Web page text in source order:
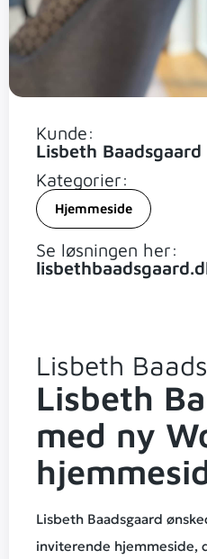
Kunde:
Lisbeth Baadsgaard
Kategorier:
Hjemmeside
Se løsningen her:
Lisbeth
Lisbeth
med ny
Lisbeth Baadsgaard
inviterende hjemmeside,